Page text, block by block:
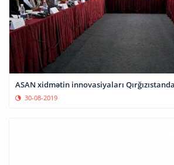
ASAN xidmətin innovasiyaları
30-08-2019